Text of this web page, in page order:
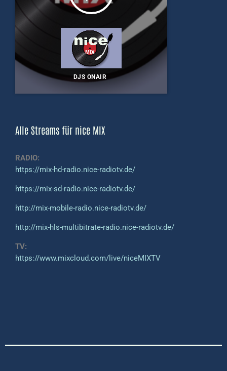
DJS ONAIR
Alle Streams für nice MIX
RADIO:
https://mix-hd-radio.nice-radiotv.de/
https://mix-sd-radio.nice-radiotv.de/
http://mix-mobile-radio.nice-radiotv.de/
http://mix-hls-multibitrate-radio.nice-radiotv.de/
TV:
https://www.mixcloud.com/live/niceMIXTV